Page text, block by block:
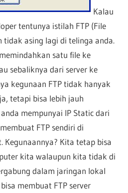
Kalau
tentunya istilah FTP (File
tidak asing lagi di telinga anda.
satu file ke
sebaliknya dari server ke
kegunaan FTP tidak hanyak
tetapi bisa lebih jauh
mempunyai IP Static dari
FTP sendiri di
Kegunaannya? Kita tetap bisa
kita walaupun kita tidak di
dalam jaringan lokal
membuat FTP server